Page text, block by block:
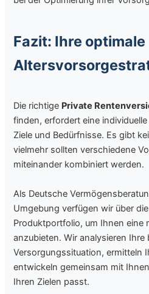
Fazit: Ihre optimale
Die richtige Private
finden, erfordert eine
Ziele und Bedürfnisse. Es gibt
vielmehr sollten verschiedene
miteinander kombiniert werden.
Als Deutsche
Umgebung verfügen wir über
Produktportfolio, um Ihnen eine
anzubieten. Wir analysieren Ihre
Versorgungssituation, ermitteln
entwickeln gemeinsam mit
Ihren Zielen passt.